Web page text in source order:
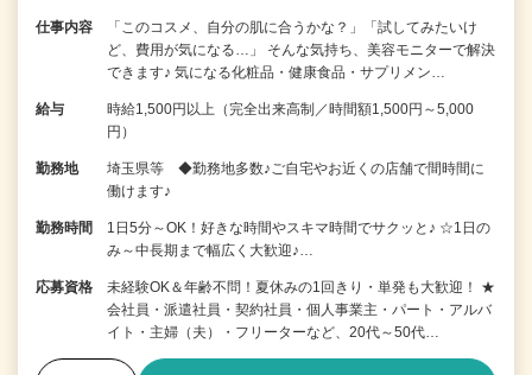
仕事内容
「このコスメ、自分の肌に合うかな？」「試してみたいけ
ど、費用が気になる…」 そんな気持ち、美容モニターで解決
できます♪ 気になる化粧品・健康食品・サプリメン…
給与
時給1,500円以上（完全出来高制／時間額1,500円～5,000
円）
勤務地
埼玉県等 ◆勤務地多数♪ご自宅やお近くの店舗で間時間に
働けます♪
勤務時間
1日5分～OK！好きな時間やスキマ時間でサクッと♪ ☆1日の
み～中長期まで幅広く大歓迎♪…
応募資格
未経験OK＆年齢不問！夏休みの1回きり・単発も大歓迎！ ★
会社員・派遣社員・契約社員・個人事業主・パート・アルバ
イト・主婦（夫）・フリーターなど、20代～50代…